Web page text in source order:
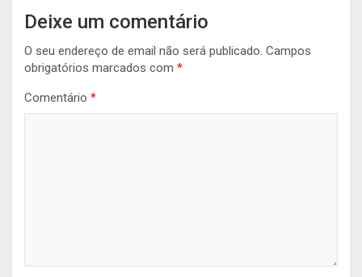
Deixe um comentário
O seu endereço de email não será publicado. Campos
obrigatórios marcados com *
Comentário *